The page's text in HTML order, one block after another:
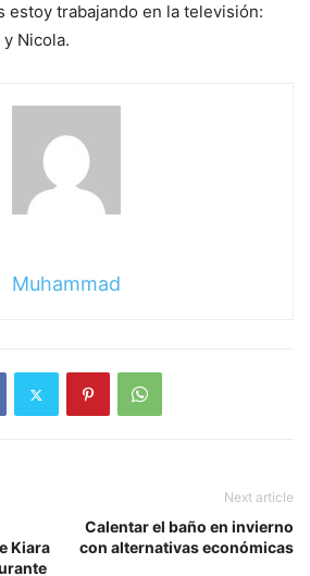
estoy trabajando en la televisión:
Nicola.
Muhammad
Kiara
Next article
Calentar el baño en invierno
con alternativas económicas